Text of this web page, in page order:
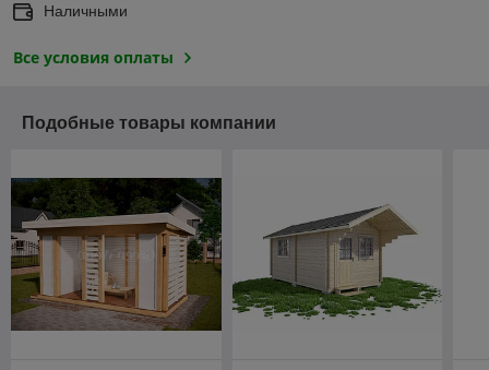
Наличными
Все условия оплаты
Подобные товары компании